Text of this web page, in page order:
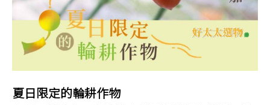
夏日限定的輪耕作物